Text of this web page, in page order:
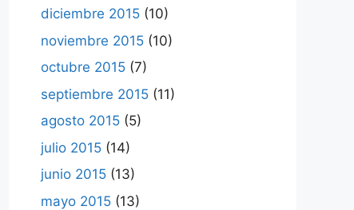
diciembre 2015 (10)
noviembre 2015 (10)
octubre 2015 (7)
septiembre 2015 (11)
agosto 2015 (5)
julio 2015 (14)
junio 2015 (13)
mayo 2015 (13)